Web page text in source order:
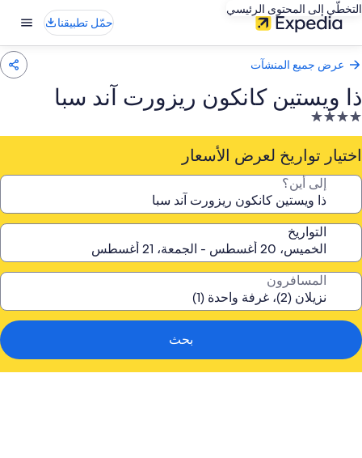
التخطّي إلى المحتوى الرئيسي
حمّل تطبيقنا
عرض جميع المنشآت
ذا ويستين كانكون ريزورت آند سبا
منشأة
فندقية
مصنفة
4.0
اختيار تواريخ لعرض الأسعار
إلى أين؟
التواريخ
المسافرون
بحث